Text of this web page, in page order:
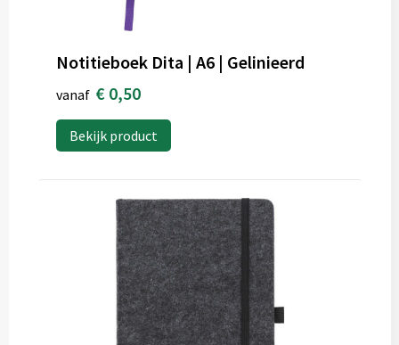
Notitieboek Dita | A6 | Gelinieerd
vanaf € 0,50
Bekijk product